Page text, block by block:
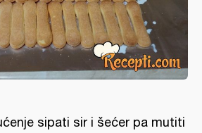
sipati sir i šećer pa mutiti